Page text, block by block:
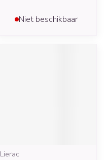
Niet beschikbaar
Lierac